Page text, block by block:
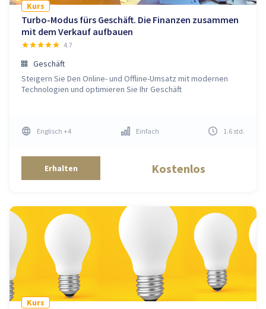
Kurs
Turbo-Modus fürs Geschäft. Die Finanzen zusammen
mit dem Verkauf aufbauen
4.7
Geschäft
Steigern Sie Den Online- und Offline-Umsatz mit modernen
Technologien und optimieren Sie Ihr Geschäft
Englisch +4 Einfach 1.6 std.
Erhalten Kostenlos
Kurs